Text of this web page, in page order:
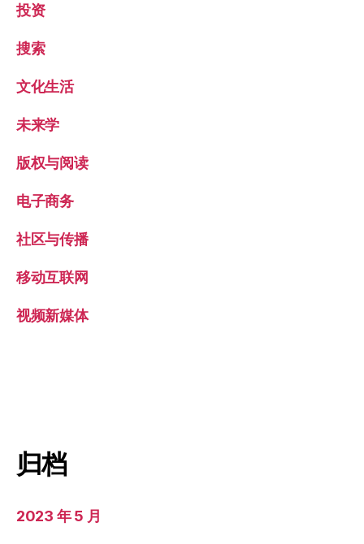
投资
搜索
文化生活
未来学
版权与阅读
电子商务
社区与传播
移动互联网
视频新媒体
归档
2023 年 5 月